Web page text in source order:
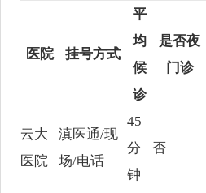
医院 挂号方式
平
均
候
诊
是否夜
门诊
云大
医院
滇医通/现
场/电话
45
分
钟
否